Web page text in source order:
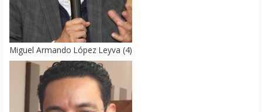
Miguel Armando López Leyva (4)